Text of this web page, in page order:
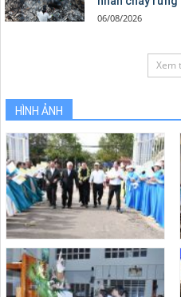
06/08/2026
Xem
HÌNH ẢNH